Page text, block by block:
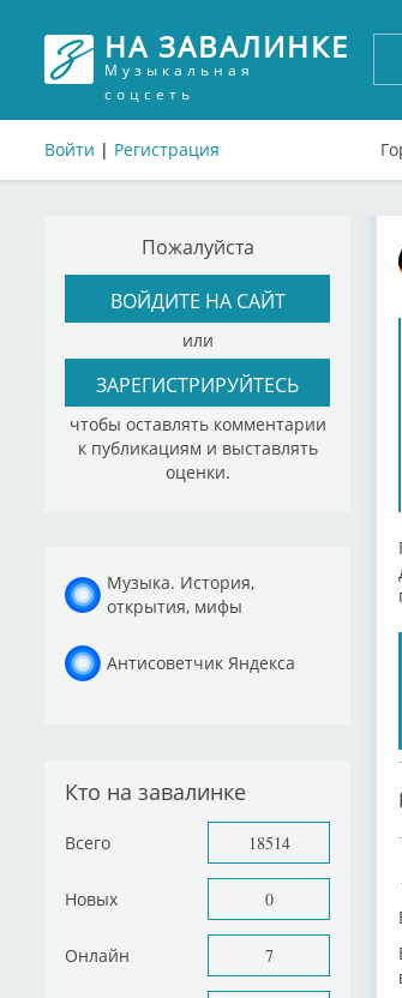
НА ЗАВАЛИНКЕ
Музыкальная
соцсеть
Войти | Регистрация
Пожалуйста
ВОЙДИТЕ НА САЙТ
или
ЗАРЕГИСТРИРУЙТЕСЬ
чтобы оставлять комментарии
к публикациям и выставлять
оценки.
Музыка. История,
открытия, мифы
Антисоветчик Яндекса
Кто на завалинке
Всего 18514
Новых 0
Онлайн 7